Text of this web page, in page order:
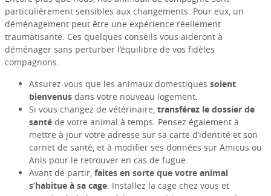
particulièrement sensibles aux changements. Pour eux, un
déménagement peut être une expérience réellement
traumatisante. Ces quelques conseils vous aideront à
déménager sans perturber l’équilibre de vos fidèles
compagnons.
Assurez-vous que les animaux domestiques soient
bienvenusdans votre nouveau logement.
Si vous changez de vétérinaire, transférez le dossier de
santéde votre animal à temps. Pensez également à
mettre à jour votre adresse sur sa carte d’identité et son
carnet de santé, et à modifier ses données sur Amicus ou
Anis pour le retrouver en cas de fugue.
Avant de partir, faites en sorte que votre animal
s’habitue à sa cage. Installez la cage chez vous et